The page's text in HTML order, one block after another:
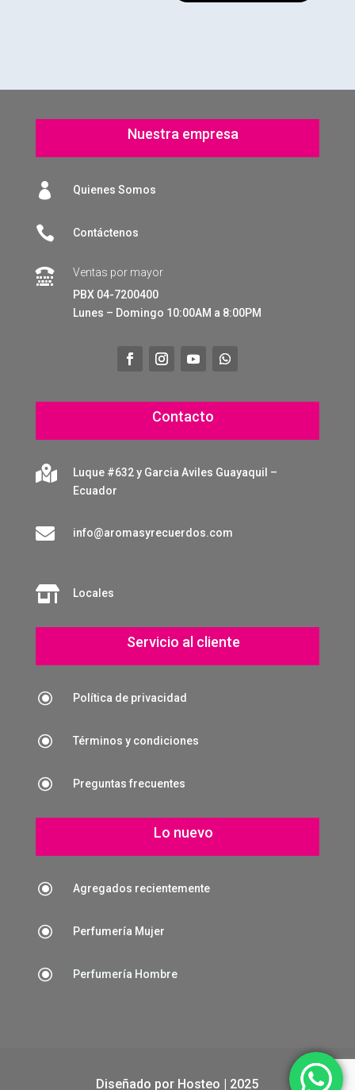
Nuestra empresa
 Quienes Somos
 Contáctenos

Ventas por mayor
PBX 04-7200400
Lunes – Domingo 10:00AM a 8:00PM
Contacto

Luque #632 y Garcia Aviles Guayaquil –
Ecuador
 info@aromasyrecuerdos.com
 Locales
Servicio al cliente
\ Política de privacidad
\ Términos y condiciones
\ Preguntas frecuentes
Lo nuevo
\ Agregados recientemente
\ Perfumería Mujer
\ Perfumería Hombre
Diseñado por Hosteo | 2025